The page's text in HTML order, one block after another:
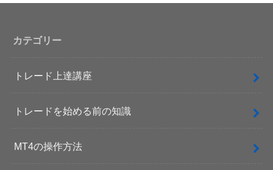
カテゴリー
トレード上達講座
トレードを始める前の知識
MT4の操作方法